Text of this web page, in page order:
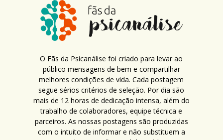
O Fãs da Psicanálise foi criado para levar ao
público mensagens de bem e compartilhar
melhores condições de vida. Cada postagem
segue sérios critérios de seleção. Por dia são
mais de 12 horas de dedicação intensa, além do
trabalho de colaboradores, equipe técnica e
parceiros. As nossas postagens são produzidas
com o intuito de informar e não substituem a